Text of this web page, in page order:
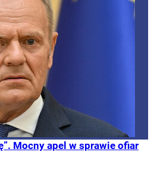
Mocny apel w sprawie ofiar